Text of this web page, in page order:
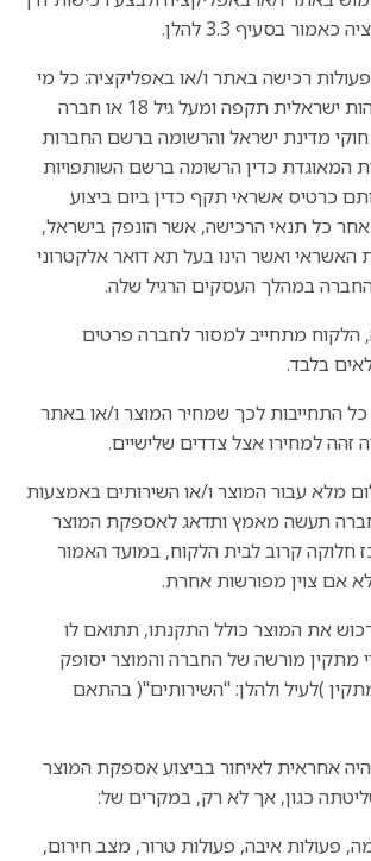
בסעיף 3.3 להלן.
רכישה באתר ו/או באפליקציה: כל מי
שהינו בעל תעודת זהות ישראלית תקפה ומעל גיל 18 או חברה
חוקי מדינת ישראל והרשומה ברשם החברות
המאוגדת כדין הרשומה ברשם השותפויות
כרטיס אשראי תקף כדין ביום ביצוע
אחר כל תנאי הרכישה, אשר הונפק בישראל,
האשראי ואשר הינו בעל תא דואר אלקטרוני
במהלך העסקים הרגיל שלה.
הלקוח מתחייב למסור לחברה פרטים
בלבד.
כל התחייבות לכך שמחיר המוצר ו/או באתר
זהה למחירו אצל צדדים שלישיים.
מלא עבור המוצר ו/או השירותים באמצעות
תעשה מאמץ ותדאג לאספקת המוצר
חלוקה קרוב לבית הלקוח, במועד האמור
את המוצר כולל התקנתו, תתואם לו
מתקין מורשה של החברה והמוצר יסופק
)לעיל ולהלן: "השירותים"( בהתאם
אחראית לאיחור בביצוע אספקת המוצר
כגון, אך לא רק, במקרים של:
פעולות איבה, פעולות טרור, מצב חירום,